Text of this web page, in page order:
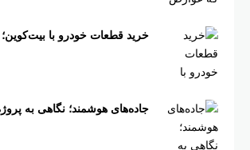
خرید قطعات خودرو با بیت‌کوین؛
جاده‌های هوشمند؛ نگاهی به